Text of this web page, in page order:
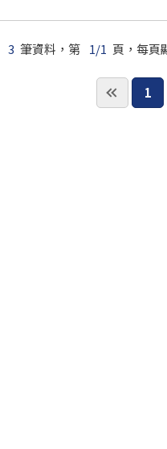
3 筆資料，第 1/1 頁，每頁
1